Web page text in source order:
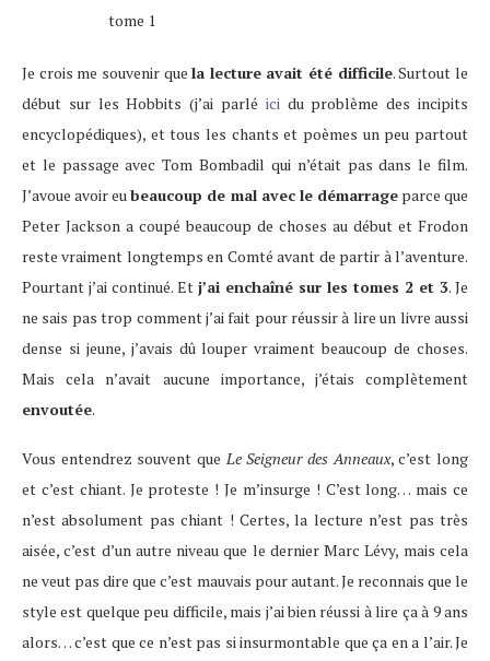
Je crois me souvenir quela lecture avait été difficile. Surtout le
début sur les Hobbits (j’ai parlé icidu problème des incipits
encyclopédiques), et tous les chants et poèmes un peu partout
et le passage avec Tom Bombadil qui n’était pas dans le film.
J’avoue avoir eubeaucoup de mal avec le démarrageparce que
Peter Jackson a coupé beaucoup de choses au début et Frodon
reste vraiment longtemps en Comté avant de partir à l’aventure.
Pourtant j’ai continué. Et j’ai enchaîné sur les tomes 2 et 3. Je
ne sais pas trop comment j’ai fait pour réussir à lire un livre aussi
dense si jeune, j’avais dû louper vraiment beaucoup de choses.
Mais cela n’avait aucune importance, j’étais complètement
envoutée.
Vous entendrez souvent que Le Seigneur des Anneaux, c’est long
et c’est chiant. Je proteste ! Je m’insurge ! C’est long… mais ce
n’est absolument pas chiant ! Certes, la lecture n’est pas très
aisée, c’est d’un autre niveau que le dernier Marc Lévy, mais cela
ne veut pas dire que c’est mauvais pour autant. Je reconnais que le
style est quelque peu difficile, mais j’ai bien réussi à lire ça à 9 ans
alors… c’est que ce n’est pas si insurmontable que ça en a l’air. Je